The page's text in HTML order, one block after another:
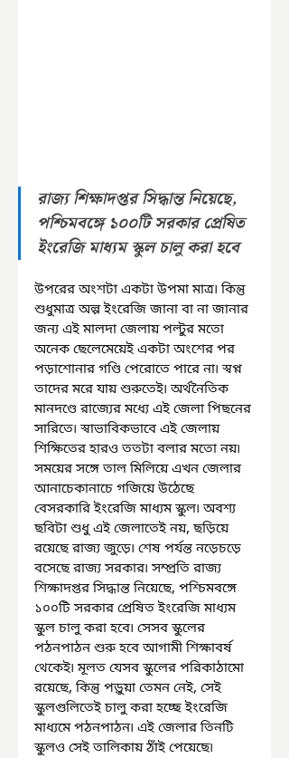
রাজ্য শিক্ষাদপ্তর সিদ্ধান্ত নিয়েছে,
পশ্চিমবঙ্গে ১০০টি সরকার প্রেষিত
ইংরেজি মাধ্যম স্কুল চালু করা হবে
উপরের অংশটা একটা উপমা মাত্র৷ কিন্তু
শুধুমাত্র অল্প ইংরেজি জানা বা না জানার
জন্য এই মালদা জেলায় পল্টুর মতো
অনেক ছেলেমেয়েই একটা অংশের পর
পড়াশোনার গণ্ডি পেরোতে পারে না৷ স্বপ্ন
তাদের মরে যায় শুরুতেই৷ অর্থনৈতিক
মানদণ্ডে রাজ্যের মধ্যে এই জেলা পিছনের
সারিতে৷ স্বাভাবিকভাবে এই জেলায়
শিক্ষিতের হারও ততটা বলার মতো নয়৷
সময়ের সঙ্গে তাল মিলিয়ে এখন জেলার
আনাচেকানাচে গজিয়ে উঠেছে
বেসরকারি ইংরেজি মাধ্যম স্কুল৷ অবশ্য
ছবিটা শুধু এই জেলাতেই নয়, ছড়িয়ে
রয়েছে রাজ্য জুড়ে৷ শেষ পর্যন্ত নড়েচড়ে
বসেছে রাজ্য সরকার৷ সম্প্রতি রাজ্য
শিক্ষাদপ্তর সিদ্ধান্ত নিয়েছে, পশ্চিমবঙ্গে
১০০টি সরকার প্রেষিত ইংরেজি মাধ্যম
স্কুল চালু করা হবে৷ সেসব স্কুলের
পঠনপাঠন শুরু হবে আগামী শিক্ষাবর্ষ
থেকেই৷ মূলত যেসব স্কুলের পরিকাঠামো
রয়েছে, কিন্তু পড়ুয়া তেমন নেই, সেই
স্কুলগুলিতেই চালু করা হচ্ছে ইংরেজি
মাধ্যমে পঠনপাঠন৷ এই জেলার তিনটি
স্কুলও সেই তালিকায় ঠাঁই পেয়েছে৷